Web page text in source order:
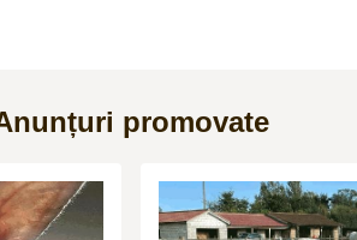
promovate